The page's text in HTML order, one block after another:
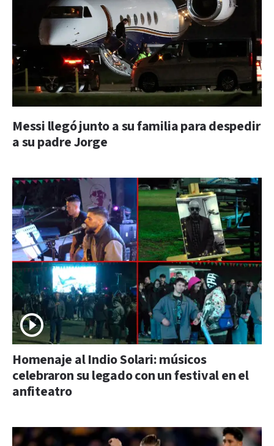
Messi llegó junto a su familia para despedir
a su padre Jorge
Homenaje al Indio Solari: músicos
celebraron su legado con un festival en el
anfiteatro